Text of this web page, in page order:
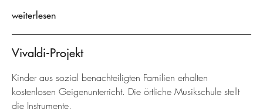
weiterlesen
Vivaldi-Projekt
Kinder aus sozial benachteiligten Familien erhalten
kostenlosen Geigenunterricht. Die örtliche Musikschule stellt
die Instrumente.